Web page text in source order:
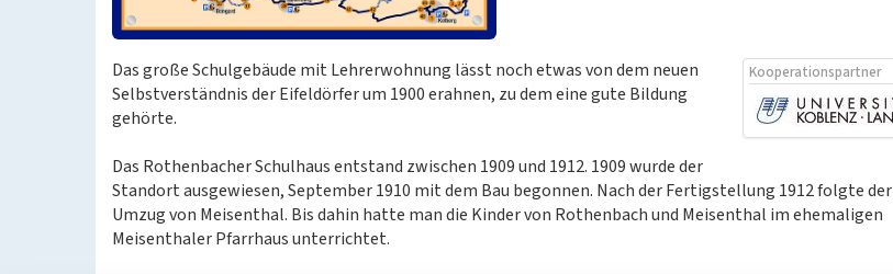
Kooperationspartner
Das große Schulgebäude mit Lehrerwohnung lässt noch etwas von dem neuen
Selbstverständnis der Eifeldörfer um 1900 erahnen, zu dem eine gute Bildung
gehörte.
Das Rothenbacher Schulhaus entstand zwischen 1909 und 1912. 1909 wurde der
Standort ausgewiesen, September 1910 mit dem Bau begonnen. Nach der Fertigstellung 1912 folgte der
Umzug von Meisenthal. Bis dahin hatte man die Kinder von Rothenbach und Meisenthal im ehemaligen
Meisenthaler Pfarrhaus unterrichtet.